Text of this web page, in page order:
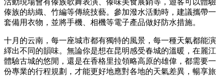
傣族的紡織、竹編等傳統技藝。參加潑水活動時，建議攜帶一
套備用衣物，並將手機、相機等電子產品做好防水措施。
十月的云南，每一座城市都有獨特的風景，每一種天氣都能演
繹出不同的韻味。無論你是想在昆明感受春城的溫暖，在麗江
體驗古城的悠閒，還是在香格里拉領略高原的雄偉，都需要一
份專業的行程規劃，才能更好地應對各地的天氣差異，暢享旅